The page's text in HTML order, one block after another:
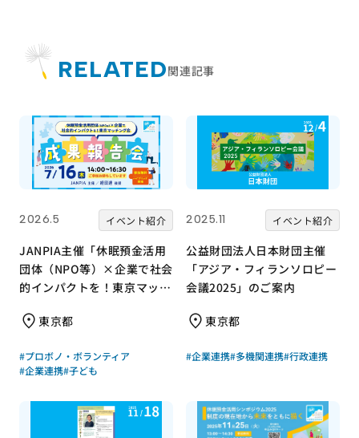
RELATED関連記事
2026.5 イベント紹介
JANPIA主催「休眠預金活用
団体（NPO等）×企業で社会
的インパクトを！東京マッチ
紹介東京都
#プロボノ・ボランティア
#企業連携#子ども
2025.11 イベント紹介
公益財団法人日本財団主催
「アジア・フィランソロピー
会議2025」のご案内
東京都
#企業連携#多機関連携#行政連携